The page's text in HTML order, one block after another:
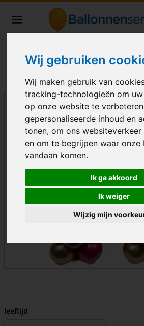
Wij gebruiken
Wij maken gebruik van
tracking-technologieën om
op onze website te
gepersonaliseerde inhoud en
tonen, om ons websiteverkeer
en om te begrijpen waar onze
vandaan komen.
Ik ga akkoord
Ik weiger
Wijzig mijn
Nederland
leeftijd